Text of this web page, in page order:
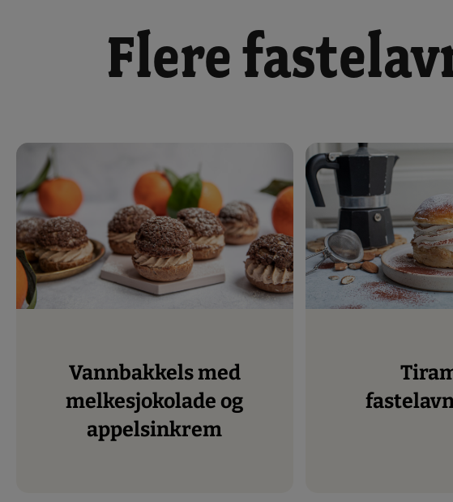
Flere
Vannbakkels med
melkesjokolade og
appelsinkrem
Tiramisu